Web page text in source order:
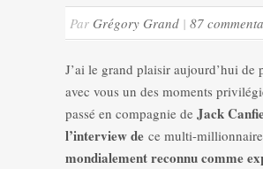
Par Grégory Grand | 87
J’ai le grand plaisir aujourd’hui de
avec vous un des moments
passé en compagnie de Jack
l’interview de ce multi-
mondialement reconnu comme